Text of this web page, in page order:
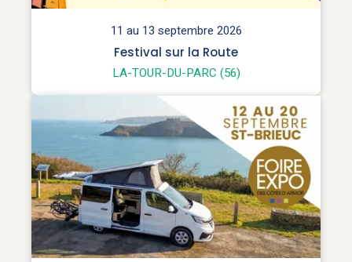
11 au 13 septembre 2026
Festival sur la Route
LA-TOUR-DU-PARC (56)